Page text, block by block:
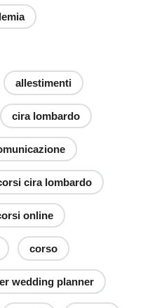
allestimenti
cira lombardo
cira lombardo
online
corso
wedding planner